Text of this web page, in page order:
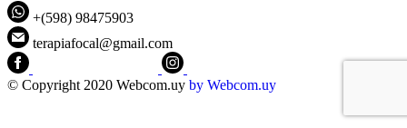
+(598) 98475903
terapiafocal@gmail.com
© Copyright 2020 Webcom.uy by Webcom.uy